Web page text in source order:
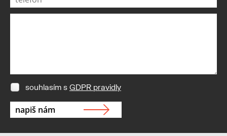
souhlasím s GDPR pravidly